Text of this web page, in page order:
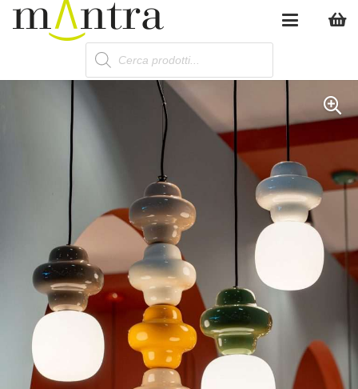
Products
search